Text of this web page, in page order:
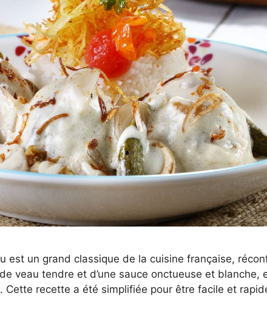
est un grand classique de la cuisine française,
veau tendre et d’une sauce onctueuse et blanche,
Cette recette a été simplifiée pour être facile et